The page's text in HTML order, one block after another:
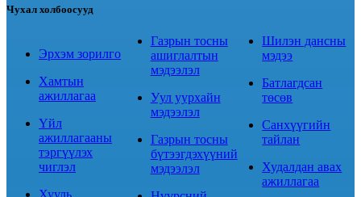
Чухал холбоосууд
Эрхэм зорилго
Хамтын
ажиллагаа
Үйл
ажиллагааны
тэргүүлэх
чиглэл
Хууль
Газрын тосны
ашиглалтын
мэдээлэл
Уул уурхайн
мэдээлэл
Газрын тосны
бүтээгдэхүүний
мэдээлэл
Шилэн дансны
мэдээ
Батлагдсан
төсөв
Санхүүгийн
тайлан
Худалдан авах
ажиллагаа